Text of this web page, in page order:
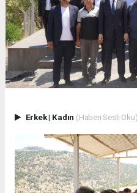
Erkek| Kadın (Haberi Sesli Oku)